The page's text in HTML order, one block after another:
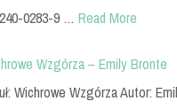
0283-9 … Read More
Wzgórza – Emily Bronte
Wichrowe Wzgórza Autor: